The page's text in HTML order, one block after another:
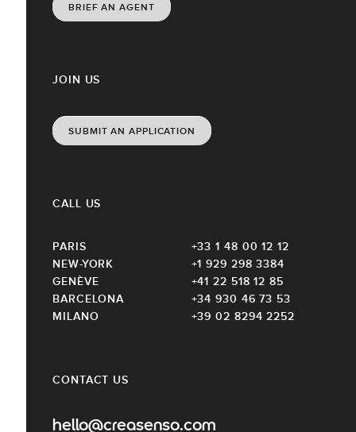
CONTACT US
hello@creasenso.com
JOIN US
SUBMIT AN APPLICATION
CALL US
PARIS
+33 1 48 00 12 12
NEW-YORK
+1 929 298 3384
GENÈVE
+41 22 518 12 85
BARCELONA
+34 930 46 73 53
MILANO
+39 02 8294 2252
BRIEF AN AGENT